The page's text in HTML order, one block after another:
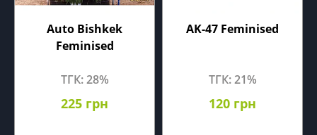
Auto Bishkek
Feminised
ТГК: 28%
225 грн
AK-47 Feminised
ТГК: 21%
120 грн